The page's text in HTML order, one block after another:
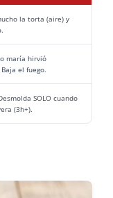
la torta (aire) y
maría hirvió
el fuego.
SOLO cuando
(3h+).